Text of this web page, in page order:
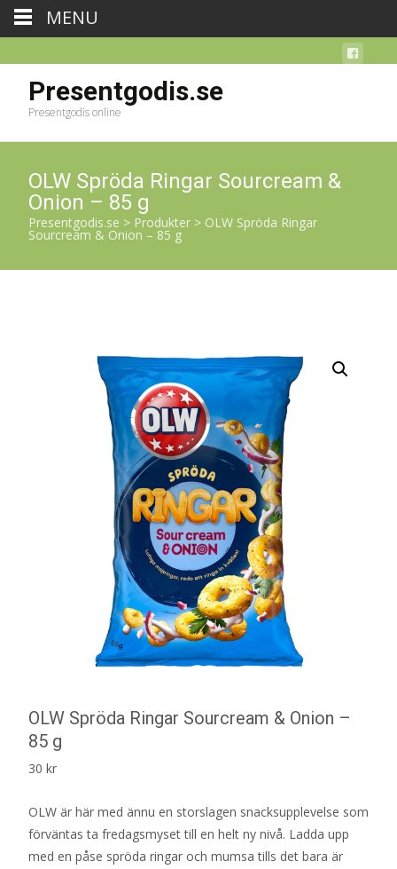
Presentgodis.se
Presentgodis online
OLW Spröda Ringar Sourcream &
Onion – 85 g
Presentgodis.se > Produkter > OLW Spröda Ringar
Sourcream & Onion – 85 g
OLW Spröda Ringar Sourcream & Onion –
85 g
30 kr
OLW är här med ännu en storslagen snacksupplevelse som
förväntas ta fredagsmyset till en helt ny nivå. Ladda upp
med en påse spröda ringar och mumsa tills det bara är
MENU